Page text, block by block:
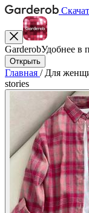
GarderobУдобнее в
Открыть
Главная / Для
stories